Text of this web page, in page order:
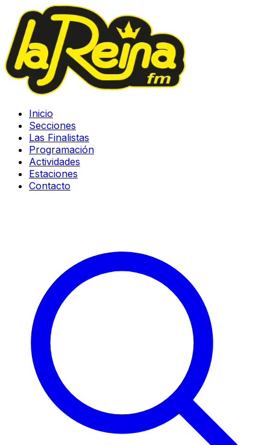
Inicio
Secciones
Las Finalistas
Programación
Actividades
Estaciones
Contacto